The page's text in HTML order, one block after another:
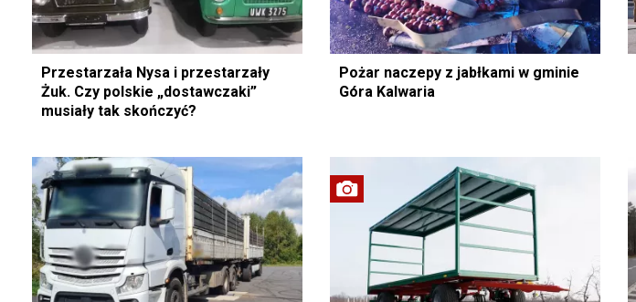
Przestarzała Nysa i przestarzały
Żuk. Czy polskie „dostawczaki”
musiały tak skończyć?
Pożar naczepy z jabłkami w gminie
Góra Kalwaria